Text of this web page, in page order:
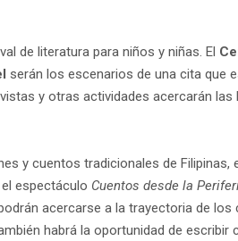
de literatura para niños y niñas. El
serán los escenarios de una cita que
y otras actividades acercarán
y cuentos tradicionales de
espectáculo Cuentos desde la
acercarse a la trayectoria de los
habrá la oportunidad de